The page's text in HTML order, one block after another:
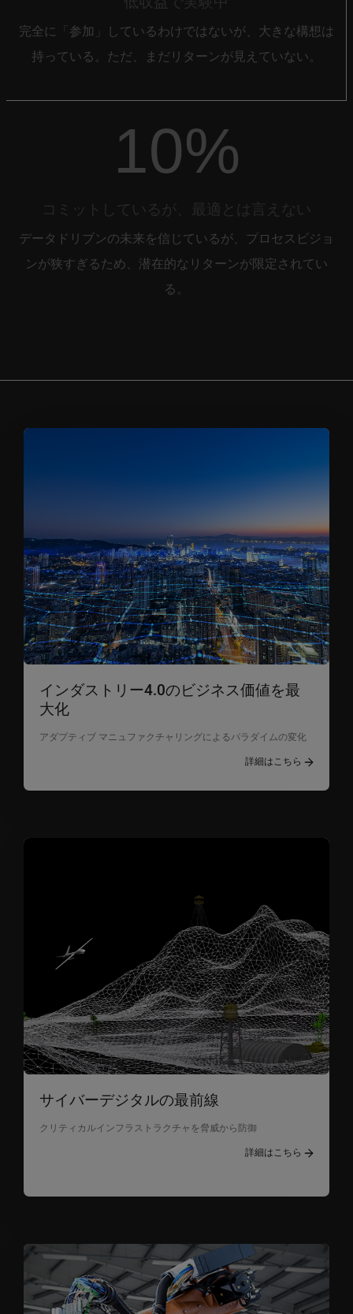
完全に「参加」しているわけではないが、大きな構想は
持っている。ただ、まだリターンが見えていない。
10%
コミットしているが、最適とは言えない
データドリブンの未来を信じているが、プロセスビジョ
ンが狭すぎるため、潜在的なリターンが限定されてい
る。
インダストリー4.0のビジネス価値を最
大化
アダプティブ マニュファクチャリングによるパラダイムの変化
詳細はこちら
サイバーデジタルの最前線
クリティカルインフラストラクチャを脅威から防御
詳細はこちら